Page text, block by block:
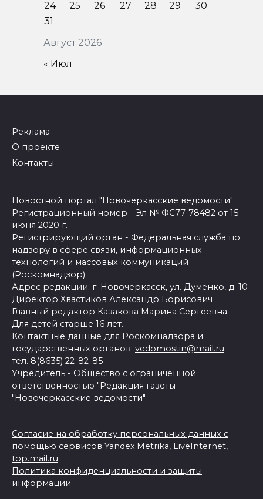
Август 2026
24
25 26 27 28 29
30
31
« Июл
Реклама
О проекте
Контакты
Новостной портал "Новочеркасские ведомости"
Регистрационный номер - Эл № ФС77-78482 от 15
июня 2020 г.
Регистрирующий орган - Федеральная служба по
надзору в сфере связи, информационных
технологий и массовых коммуникаций
(Роскомнадзор)
Адрес редакции: г. Новочеркасск, ул. Думенко, д. 10
Директор Хвастиков Александр Борисович
Главный редактор Казакова Марина Сергеевна
Для детей старше 16 лет.
Контактные данные для Роскомнадзора и
государственных органов: vedomostin@mail.ru
тел. 8(8635) 22-82-85
Учредитель - Общество с ограниченной
ответственностью "Редакция газеты
"Новочеркасские ведомости"
Согласие на обработку персональных данных с
помощью сервисов Yandex.Metrika, LiveInternet,
top.mail.ru
Политика конфиденциальности и защиты
информации